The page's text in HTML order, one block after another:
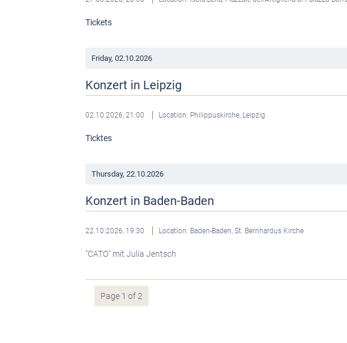
Tickets
Friday, 02.10.2026
Konzert in Leipzig
02.10.2026, 21:00 Location: Philippuskirche, Leipzig
Ticktes
Thursday, 22.10.2026
Konzert in Baden-Baden
22.10.2026, 19:30 Location: Baden-Baden, St. Bernhardus Kirche
"CATO" mit Julia Jentsch
Page 1 of 2